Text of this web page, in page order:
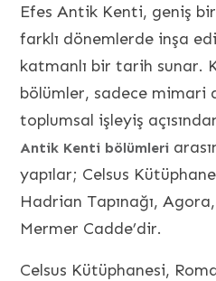
Efes Antik Kenti, geniş
farklı dönemlerde inşa
katmanlı bir tarih sunar.
bölümler, sadece mimari
toplumsal işleyiş
Antik Kenti bölümleri
yapılar; Celsus
Hadrian Tapınağı,
Mermer Cadde’dir.
Celsus Kütüphanesi,